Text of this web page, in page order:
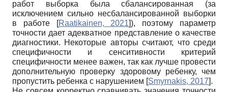
работ выборка была сбалансированная (за
исключением сильно несбалансированной выборки
в работе
[Raatikainen, 2021]), поэтому параметр
точности дает адекватное представление о качестве
диагностики. Некоторые авторы считают, что среди
специфичности и сенситивности критерий
специфичности менее важен, так как лучше провести
дополнительную проверку здоровому ребенку, чем
пропустить ребенка с нарушением [Smyrnakis, 2017].